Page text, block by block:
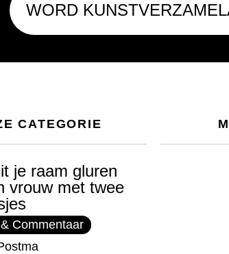
WORD
CATEGORIE
je raam gluren
vrouw met twee
Commentaar